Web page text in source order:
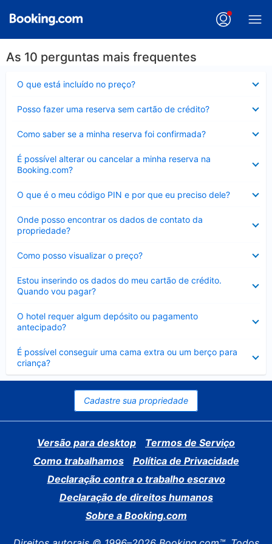
As 10 perguntas mais frequentes
O que está incluído no preço?
Posso fazer uma reserva sem cartão de crédito?
Como saber se a minha reserva foi confirmada?
É possível alterar ou cancelar a minha reserva na
Booking.com?
Contraído
O que é o meu código PIN e por que eu preciso dele?
Onde posso encontrar os dados de contato da
propriedade?
Como posso visualizar o preço?
Estou inserindo os dados do meu cartão de crédito.
Quando vou pagar?
O hotel requer algum depósito ou pagamento
antecipado?
É possível conseguir uma cama extra ou um berço para
criança?
Contraído
Cadastre sua propriedade
Versão para desktop
Termos de Serviço
Como trabalhamos
Política de Privacidade
Declaração contra o trabalho escravo
Declaração de direitos humanos
Sobre a Booking.com